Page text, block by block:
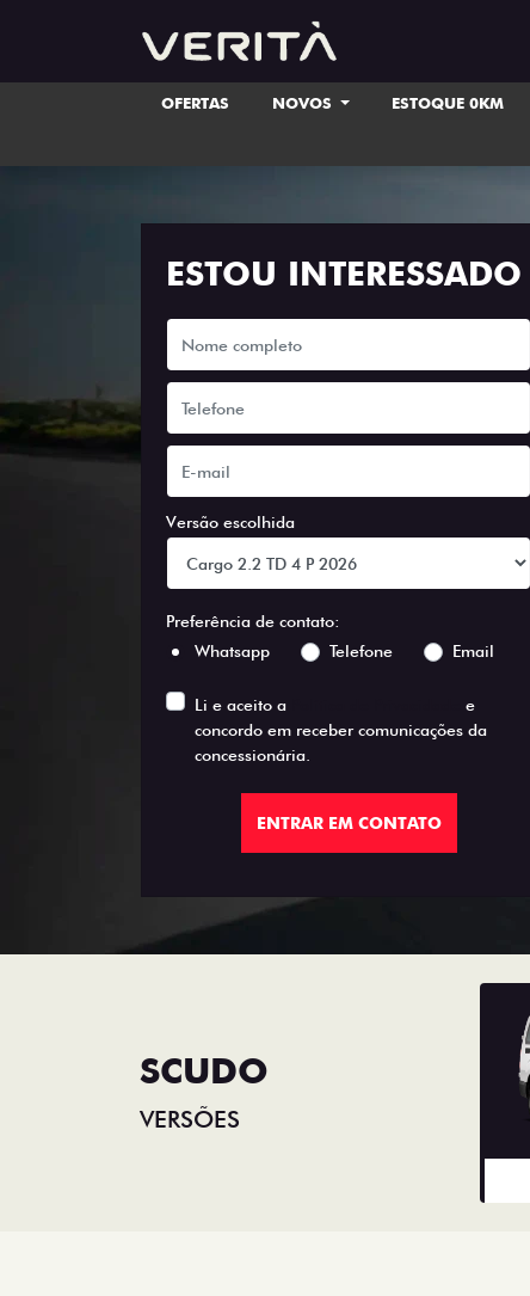
OFERTAS NOVOS ESTOQUE 0KM
ESTOU INTERESSADO
Versão escolhida
Preferência de contato:
Whatsapp
Telefone Email
Li e aceito a
e
concordo em receber comunicações da
concessionária.
ENTRAR EM CONTATO
SCUDO
VERSÕES